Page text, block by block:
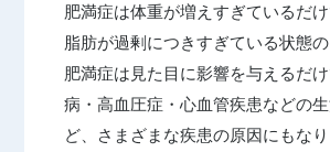
ニキビ・ニキビ跡
肌質改善
アートメイク
ヘアアートメイク
アクセス（大阪）
施術料金一覧
肥満症は体重が増えすぎているだ
脂肪が過剰につきすぎている状態の
肥満症は見た目に影響を与えるだ
病・高血圧症・心血管疾患などの
ど、さまざまな疾患の原因にもなり